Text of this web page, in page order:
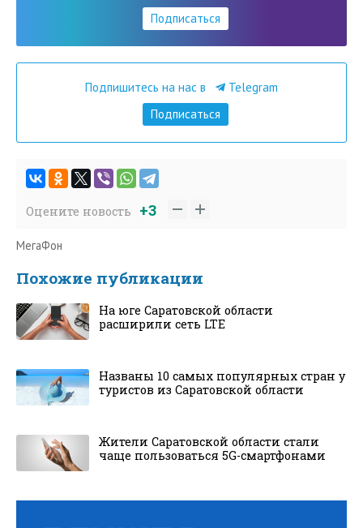
Подписаться
Подпишитесь на нас в
Telegram
Подписаться
Оцените новость +3
МегаФон
Похожие публикации
На юге Саратовской области
расширили сеть LTE
Названы 10 самых популярных стран у
туристов из Саратовской области
Жители Саратовской области стали
чаще пользоваться 5G-смартфонами